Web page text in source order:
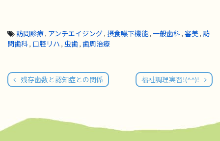
訪問診療, アンチエイジング, 摂食嚥下機能, 一般歯科, 審美, 訪
問歯科, 口腔リハ , 虫歯, 歯周治療
福祉調理実習!(^^)!
残存歯数と認知症との関係